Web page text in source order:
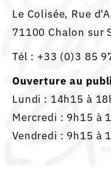
Le Colisée, Rue
71100 Chalon sur
Tél : +33 (0)3 85
Ouverture au
Lundi : 14h15 à
Mercredi : 9h15 à
Vendredi : 9h15 à